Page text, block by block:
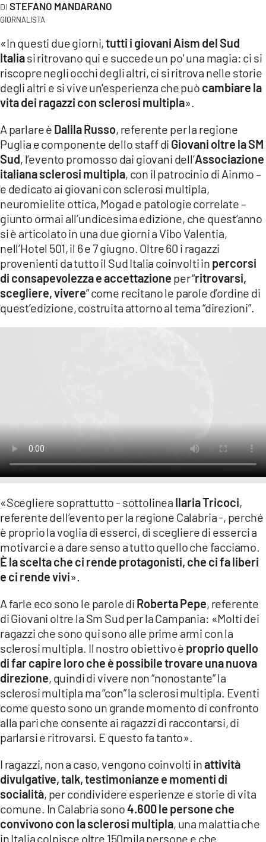
LACTV.IT
LACITYMAG.IT
ILREGGINO.IT
COSENZACHANNEL.IT
ILVIBONESE.IT
CATANZAROCHANNEL.IT
LACAPITALENEWS.IT
App
ANDROID
APPLE
STEFANO MANDARANO
GIORNALISTA
«In questi due giorni,tutti i giovani Aism del Sud
Italiasi ritrovano qui e succede un po' una magia: ci si
riscopre negli occhi degli altri, ci si ritrova nelle storie
degli altri e si vive un'esperienza che può cambiare la
vita dei ragazzi con sclerosi multipla».
A parlare è Dalila Russo, referente per la regione
Puglia e componente dello staff di Giovani oltre la SM
Sud, l’evento promosso dai giovani dell’Associazione
italiana sclerosi multipla, con il patrocinio di Ainmo –
e dedicato ai giovani con sclerosi multipla,
neuromielite ottica, Mogad e patologie correlate –
giunto ormai all’undicesima edizione, che quest’anno
si è articolato in una due giorni a Vibo Valentia,
nell’Hotel 501, il 6 e 7 giugno. Oltre 60 i ragazzi
provenienti da tutto il Sud Italia coinvolti in percorsi
di consapevolezza e accettazione per “ritrovarsi,
scegliere, vivere” come recitano le parole d’ordine di
quest’edizione, costruita attorno al tema “direzioni”.
«Scegliere soprattutto - sottolinea Ilaria Tricoci,
referente dell’evento per la regione Calabria -, perché
è proprio la voglia di esserci, di scegliere di esserci a
motivarci e a dare senso a tutto quello che facciamo.
È la scelta che ci rende protagonisti, che ci fa liberi
e ci rende vivi».
A farle eco sono le parole di Roberta Pepe, referente
di Giovani oltre la Sm Sud per la Campania: «Molti dei
ragazzi che sono qui sono alle prime armi con la
sclerosi multipla. Il nostro obiettivo è proprio quello
di far capire loro che è possibile trovare una nuova
direzione, quindi di vivere non “nonostante” la
sclerosi multipla ma “con” la sclerosi multipla. Eventi
come questo sono un grande momento di confronto
alla pari che consente ai ragazzi di raccontarsi, di
parlarsi e ritrovarsi. E questo fa tanto».
I ragazzi, non a caso, vengono coinvolti inattività
divulgative, talk, testimonianze e momenti di
socialità, per condividere esperienze e storie di vita
comune. In Calabria sono4.600 le persone che
convivono con la sclerosi multipla, una malattia che
in Italia colpisce oltre 150mila persone e che